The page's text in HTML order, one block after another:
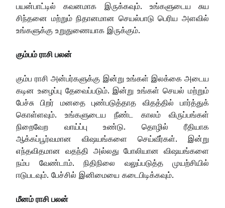
பயன்பாட்டில் கவனமாக இருக்கவும். உங்களுடைய சுய
சிந்தனை மற்றும் நிதானமான செயல்பாடு பெரிய அளவில்
உங்களுக்கு உறுதுணையாக இருக்கும்.
கும்பம் ராசி பலன்
கும்ப ராசி அன்பர்களுக்கு இன்று உங்கள் இலக்கை அடைய
கடின உழைப்பு தேவைப்படும். இன்று உங்கள் செயல் மற்றும்
பேச்சு பிறர் மனதை புண்படுத்தாத விதத்தில் பார்த்துக்
கொள்ளவும். உங்களுடைய நீண்ட காலம் விருப்பங்கள்
நிறைவேற வாய்ப்பு உண்டு. தொழில் ரீதியாக
ஆக்கப்பூர்வமான விஷயங்களை செய்வீர்கள். இன்று
எந்தவிதமான வதந்தி அல்லது போலியான விஷயங்களை
நம்ப வேண்டாம். நிதிநிலை வலுப்படுத்த முயற்சியில்
ஈடுபடவும். பேச்சில் இனிமையை கடைபிடிக்கவும்.
மீனம் ராசி பலன்